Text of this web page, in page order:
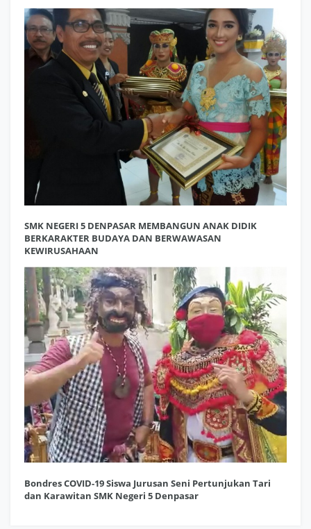
SMK NEGERI 5 DENPASAR MEMBANGUN ANAK DIDIK
BERKARAKTER BUDAYA DAN BERWAWASAN
KEWIRUSAHAAN
Bondres COVID-19 Siswa Jurusan Seni Pertunjukan Tari
dan Karawitan SMK Negeri 5 Denpasar